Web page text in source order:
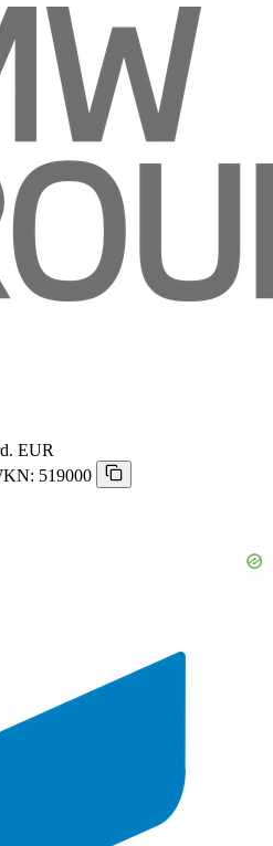
EUR
519000